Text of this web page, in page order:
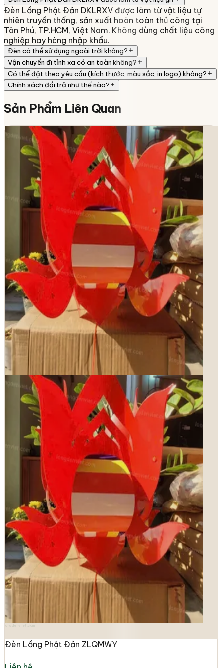
Đèn Lồng Phật Đản DKLRXV được làm từ vật liệu tự
nhiên truyền thống, sản xuất hoàn toàn thủ công tại
Tân Phú, TP.HCM, Việt Nam. Không dùng chất liệu công
nghiệp hay hàng nhập khẩu.
Đèn có thể sử dụng ngoài trời không?
Vận chuyển đi tỉnh xa có an toàn không?
Có thể đặt theo yêu cầu (kích thước, màu sắc, in logo) không?
Chính sách đổi trả như thế nào?
Sản Phẩm Liên Quan
Đèn Lồng Phật Đản ZLQMWY